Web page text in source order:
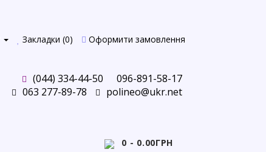
Закладки (0) Оформити замовлення
(044) 334-44-50
096-891-58-17
063 277-89-78
polineo@ukr.net
0 - 0.00ГРН